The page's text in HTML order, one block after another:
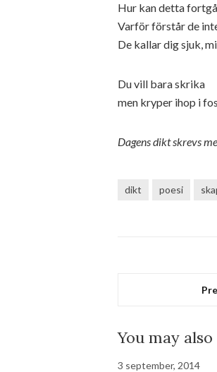
Hur kan detta
Varför förstår de
De kallar dig sjuk,
Du vill bara skrika
men kryper ihop i
Dagens dikt skrevs
dikt poesi
You may
3 september, 2014